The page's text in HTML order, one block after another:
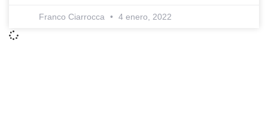
Franco Ciarrocca 4 enero, 2022